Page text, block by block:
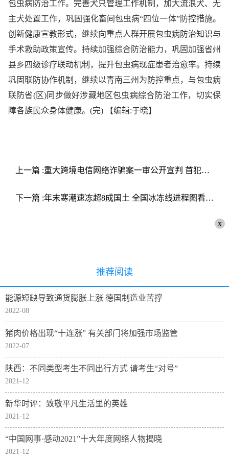
包虫病防治工作。完善犬只管理工作机制，加大流浪犬、无
主犬处置工作，巩固强化畜间包虫病“四位一体”防控措施。
创新健康宣教形式，继续向重点人群开展包虫病防治知识与
手术救助政策宣传。持续加强综合防治能力，巩固加强省州
县乡四级诊疗联动机制，提升包虫病现症患者治愈率。持续
巩固联防协作机制，继续以青南三州为防控重点，与包虫病
联防省(区)同步做好涉藏地区包虫病综合防治工作，切实保
障各族民众身体健康。(完)
【编辑:于晓】
上一篇 :重大跨境电信网络诈骗案一审公开宣判 首犯获无期徒刑
下一篇 :年末寒潮速冻超8成国土 全国冰冻线进程图看你家何时被“冻”
x
推荐阅读
能源短缺导致通货膨胀上涨 德国制造业苦撑
2022-08
猪肉价格出现“十连涨” 有关部门将加强市场监管
2022-07
陕西：不同类型考生不同出行方式 请考生“对号”
2021-12
新华时评：致敬平凡生活里的英雄
2021-12
“中国网事·感动2021”十大年度网络人物揭晓
2021-12